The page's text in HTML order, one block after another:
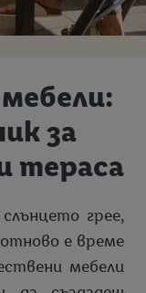
за
тераса
грее,
е време
мебели